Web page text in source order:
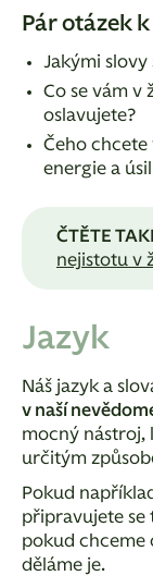
Pár otázek
Jakými slovy
Co se vám v
oslavujete?
Čeho
energie a
ČTĚTE
nejistotu v
Jazyk
Náš jazyk a
v naší
mocný nástroj,
určitým
Pokud
připravujete se
pokud chceme
děláme je.